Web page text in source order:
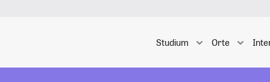
Studium Orte